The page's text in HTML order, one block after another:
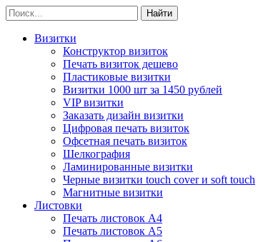
Визитки
Конструктор визиток
Печать визиток дешево
Пластиковые визитки
Визитки 1000 шт за 1450 рублей
VIP визитки
Заказать дизайн визитки
Цифровая печать визиток
Офсетная печать визиток
Шелкография
Ламинированные визитки
Черные визитки touch cover и soft touch
Магнитные визитки
Листовки
Печать листовок А4
Печать листовок А5